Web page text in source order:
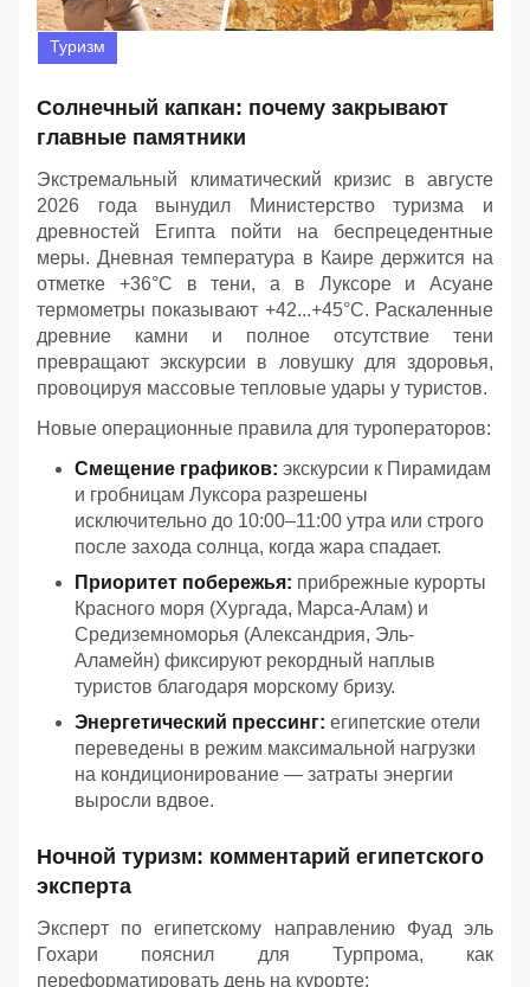
Туризм
Солнечный капкан: почему закрывают
главные памятники
Экстремальный климатический кризис в августе
2026 года вынудил Министерство туризма и
древностей Египта пойти на беспрецедентные
меры. Дневная температура в Каире держится на
отметке +36°C в тени, а в Луксоре и Асуане
термометры показывают +42...+45°C. Раскаленные
древние камни и полное отсутствие тени
превращают экскурсии в ловушку для здоровья,
провоцируя массовые тепловые удары у туристов.
Новые операционные правила для туроператоров:
Смещение графиков: экскурсии к Пирамидам
и гробницам Луксора разрешены
исключительно до 10:00–11:00 утра или строго
после захода солнца, когда жара спадает.
Приоритет побережья: прибрежные курорты
Красного моря (Хургада, Марса-Алам) и
Средиземноморья (Александрия, Эль-
Аламейн) фиксируют рекордный наплыв
туристов благодаря морскому бризу.
Энергетический прессинг: египетские отели
переведены в режим максимальной нагрузки
на кондиционирование — затраты энергии
выросли вдвое.
Ночной туризм: комментарий египетского
эксперта
Эксперт по египетскому направлению Фуад эль
Гохари пояснил для Турпрома, как
переформатировать день на курорте: